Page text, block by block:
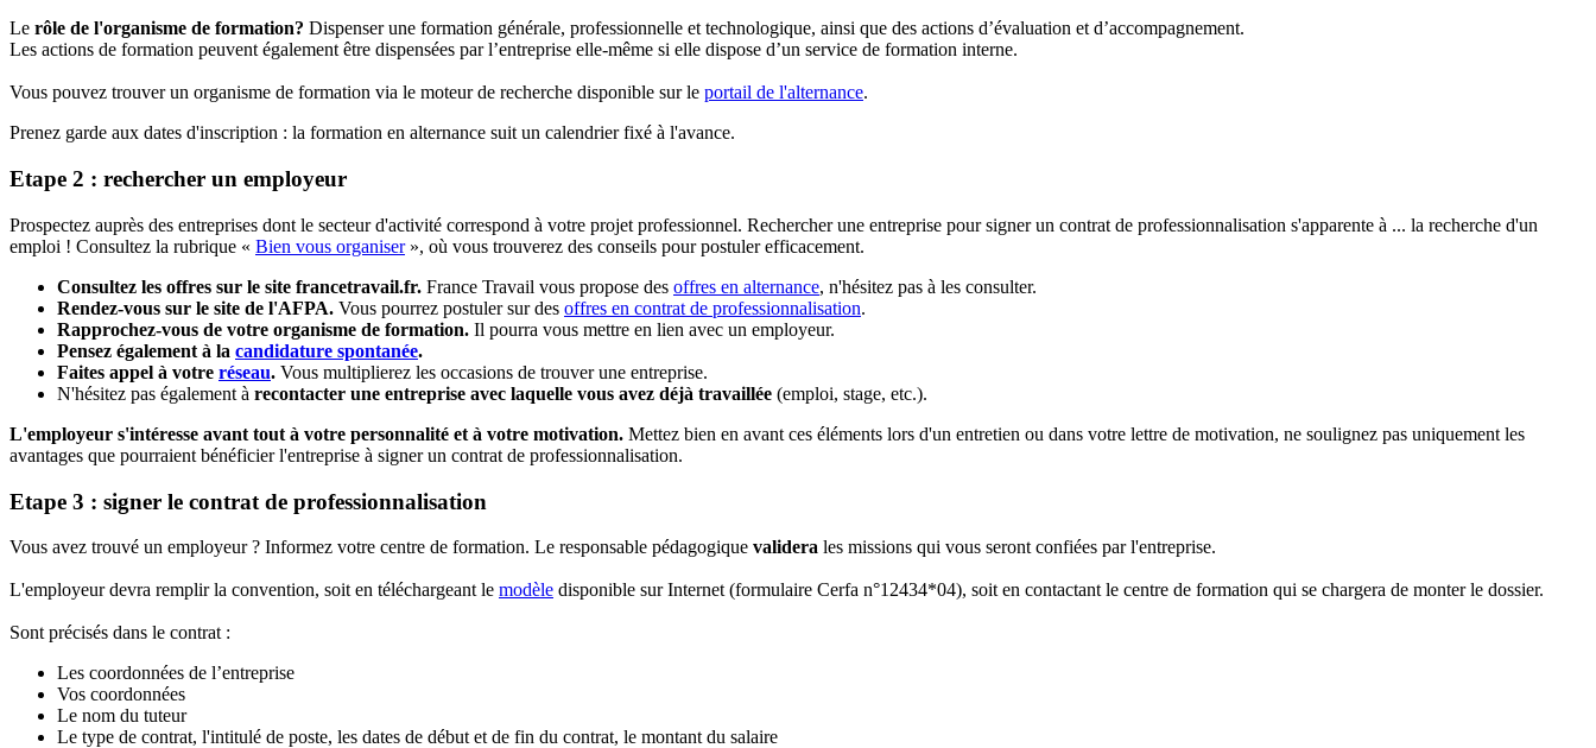
Le rôle de l'organisme de formation? Dispenser une formation générale, professionnelle et technologique, ainsi que des actions d’évaluation et d’accompagnement.
Les actions de formation peuvent également être dispensées par l’entreprise elle-même si elle dispose d’un service de formation interne.
Vous pouvez trouver un organisme de formation via le moteur de recherche disponible sur le portail de l'alternance.
Prenez garde aux dates d'inscription : la formation en alternance suit un calendrier fixé à l'avance.
Etape 2 : rechercher un employeur
Prospectez auprès des entreprises dont le secteur d'activité correspond à votre projet professionnel. Rechercher une entreprise pour signer un contrat de professionnalisation s'apparente à ... la recherche d'un
emploi ! Consultez la rubrique « Bien vous organiser», où vous trouverez des conseils pour postuler efficacement.
Consultez les offres sur le site francetravail.fr. France Travail vous propose des offres en alternance, n'hésitez pas à les consulter.
Rendez-vous sur le site de l'AFPA. Vous pourrez postuler sur des offres en contrat de professionnalisation.
Rapprochez-vous de votre organisme de formation. Il pourra vous mettre en lien avec un employeur.
Pensez également à la candidature spontanée.
Faites appel à votre réseau. Vous multiplierez les occasions de trouver une entreprise.
N'hésitez pas également à recontacter une entreprise avec laquelle vous avez déjà travaillée (emploi, stage, etc.).
L'employeur s'intéresse avant tout à votre personnalité et à votre motivation. Mettez bien en avant ces éléments lors d'un entretien ou dans votre lettre de motivation, ne soulignez pas uniquement les
avantages que pourraient bénéficier l'entreprise à signer un contrat de professionnalisation.
Etape 3 : signer le contrat de professionnalisation
Vous avez trouvé un employeur ? Informez votre centre de formation. Le responsable pédagogique validera les missions qui vous seront confiées par l'entreprise.
L'employeur devra remplir la convention, soit en téléchargeant le modèle disponible sur Internet (formulaire Cerfa n°12434*04), soit en contactant le centre de formation qui se chargera de monter le dossier.
Sont précisés dans le contrat :
Les coordonnées de l’entreprise
Vos coordonnées
Le nom du tuteur
Le type de contrat, l'intitulé de poste, les dates de début et de fin du contrat, le montant du salaire